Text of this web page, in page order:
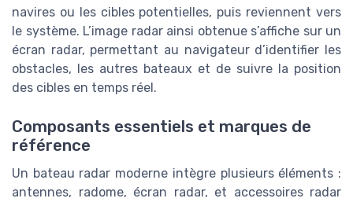
navires ou les cibles potentielles, puis reviennent vers
le système. L’image radar ainsi obtenue s’affiche sur un
écran radar, permettant au navigateur d’identifier les
obstacles, les autres bateaux et de suivre la position
des cibles en temps réel.
Composants essentiels et marques de
référence
Un bateau radar moderne intègre plusieurs éléments :
antennes, radome, écran radar, et accessoires radar